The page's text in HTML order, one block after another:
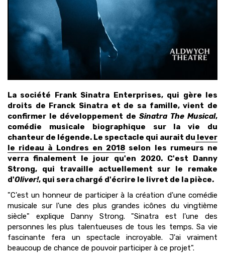
La société Frank Sinatra Enterprises, qui gère les
droits de Franck Sinatra et de sa famille, vient de
confirmer le développement de Sinatra The Musical,
comédie musicale biographique sur la vie du
chanteur de légende. Le spectacle qui aurait du lever
le rideau à Londres en 2018 selon les rumeurs ne
verra finalement le jour qu'en 2020. C'est Danny
Strong, qui travaille actuellement sur le remake
d'Oliver!, qui sera chargé d'écrire le livret de la pièce.
"C'est un honneur de participer à la création d'une comédie
musicale sur l'une des plus grandes icônes du vingtième
siècle" explique Danny Strong. "Sinatra est l'une des
personnes les plus talentueuses de tous les temps. Sa vie
fascinante fera un spectacle incroyable. J'ai vraiment
beaucoup de chance de pouvoir participer à ce projet".